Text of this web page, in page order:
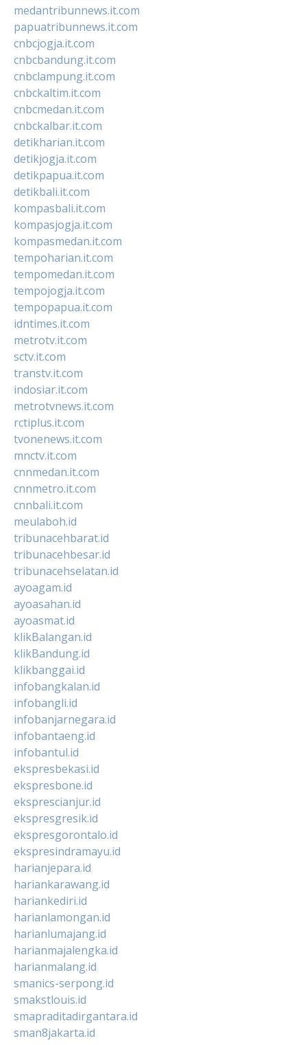
medantribunnews.it.com
papuatribunnews.it.com
cnbcjogja.it.com
cnbcbandung.it.com
cnbclampung.it.com
cnbckaltim.it.com
cnbcmedan.it.com
cnbckalbar.it.com
detikharian.it.com
detikjogja.it.com
detikpapua.it.com
detikbali.it.com
kompasbali.it.com
kompasjogja.it.com
kompasmedan.it.com
tempoharian.it.com
tempomedan.it.com
tempojogja.it.com
tempopapua.it.com
idntimes.it.com
metrotv.it.com
sctv.it.com
transtv.it.com
indosiar.it.com
metrotvnews.it.com
rctiplus.it.com
tvonenews.it.com
mnctv.it.com
cnnmedan.it.com
cnnmetro.it.com
cnnbali.it.com
meulaboh.id
tribunacehbarat.id
tribunacehbesar.id
tribunacehselatan.id
ayoagam.id
ayoasahan.id
ayoasmat.id
klikBalangan.id
klikBandung.id
klikbanggai.id
infobangkalan.id
infobangli.id
infobanjarnegara.id
infobantaeng.id
infobantul.id
ekspresbekasi.id
ekspresbone.id
eksprescianjur.id
ekspresgresik.id
ekspresgorontalo.id
ekspresindramayu.id
harianjepara.id
hariankarawang.id
hariankediri.id
harianlamongan.id
harianlumajang.id
harianmajalengka.id
harianmalang.id
smanics-serpong.id
smakstlouis.id
smapraditadirgantara.id
sman8jakarta.id